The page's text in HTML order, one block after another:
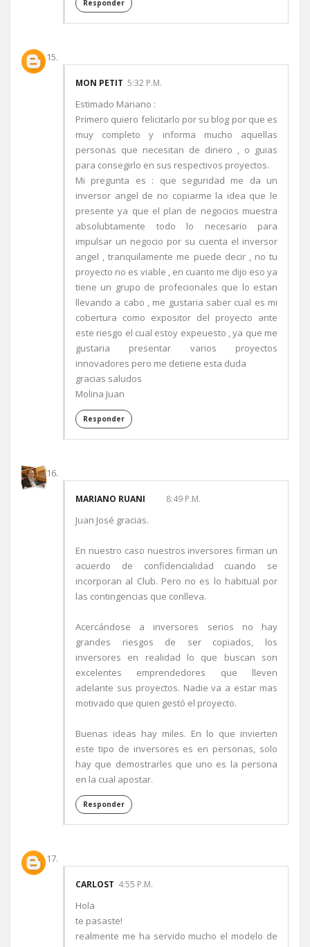
Responder
MON PETIT 5:32 P.M.
Estimado Mariano :
Primero quiero felicitarlo por su blog por que es
muy completo y informa mucho aquellas
personas que necesitan de dinero , o guias
para consegirlo en sus respectivos proyectos.
Mi pregunta es : que seguridad me da un
inversor angel de no copiarme la idea que le
presente ya que el plan de negocios muestra
absolubtamente todo lo necesario para
impulsar un negocio por su cuenta el inversor
angel , tranquilamente me puede decir , no tu
proyecto no es viable , en cuanto me dijo eso ya
tiene un grupo de profecionales que lo estan
llevando a cabo , me gustaria saber cual es mi
cobertura como expositor del proyecto ante
este riesgo el cual estoy expeuesto , ya que me
gustaria presentar varios proyectos
innovadores pero me detiene esta duda
gracias saludos
Molina Juan
Responder
MARIANO RUANI 8:49 P.M.
Juan José gracias.
En nuestro caso nuestros inversores firman un
acuerdo de confidencialidad cuando se
incorporan al Club. Pero no es lo habitual por
las contingencias que conlleva.
Acercándose a inversores serios no hay
grandes riesgos de ser copiados, los
inversores en realidad lo que buscan son
excelentes emprendedores que lleven
adelante sus proyectos. Nadie va a estar mas
motivado que quien gestó el proyecto.
Buenas ideas hay miles. En lo que invierten
este tipo de inversores es en personas, solo
hay que demostrarles que uno es la persona
en la cual apostar.
Responder
CARLOST 4:55 P.M.
Hola
te pasaste!
realmente me ha servido mucho el modelo de